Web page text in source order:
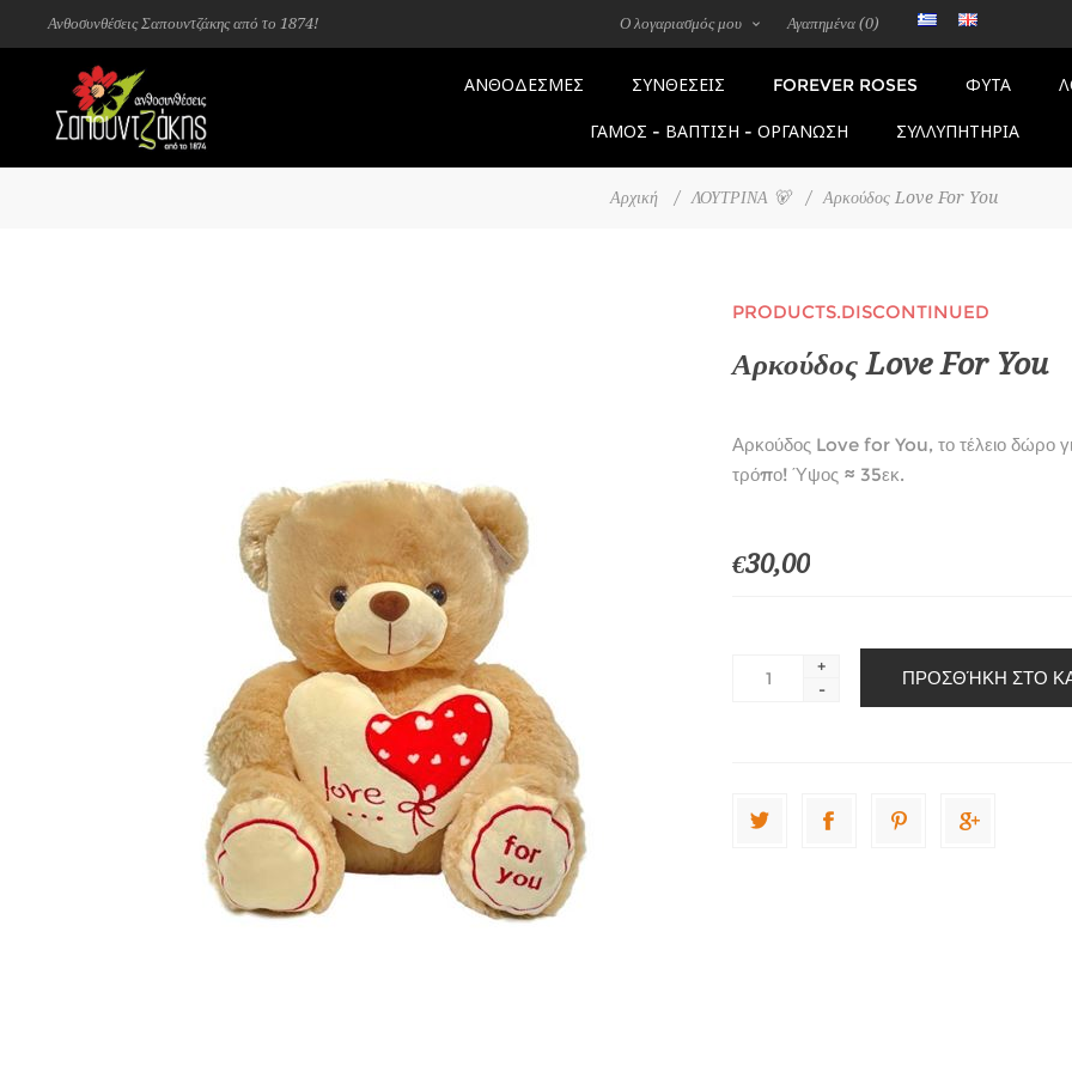
Ανθοσυνθέσεις Σαπουντζάκης από το 1874! Ο λογαριασμός μου Αγαπημένα (0)
ΑΝΘΟΔΕΣΜΕΣ ΣΥΝΘΕΣΕΙΣ FOREVER ROSES ΦΥΤΑ
ΓΑΜΟΣ - ΒΑΠΤΙΣΗ - ΟΡΓΑΝΩΣΗ ΣΥΛΛΥΠΗΤΗΡΙΑ
Αρχική / ΛΟΥΤΡΙΝΑ 🐻 / Αρκούδος Love For You
PRODUCTS.DISCONTINUED
Αρκούδος Love For You
Αρκούδος Love for You, το τέλειο δώρο
τρόπο! Ύψος ≈ 35εκ.
€30,00
+
-